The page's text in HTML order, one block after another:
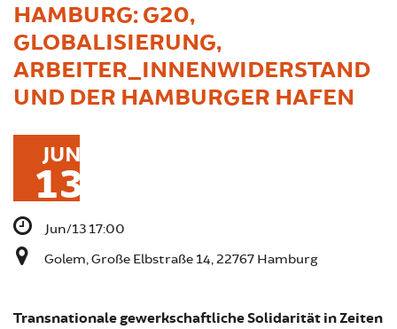
HAMBURG: G20,
GLOBALISIERUNG,
ARBEITER_INNENWIDERSTAND
UND DER HAMBURGER HAFEN
JUN
13
Jun/13 17:00
Golem, Große Elbstraße 14, 22767 Hamburg
Transnationale gewerkschaftliche Solidarität in Zeiten